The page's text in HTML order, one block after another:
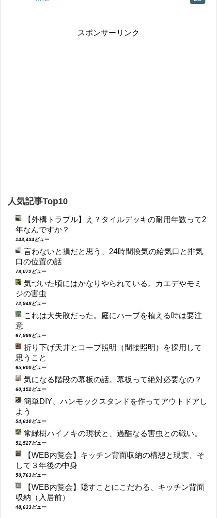
スポンサーリンク
人気記事Top10
【外構トラブル】え？タイルデッキの耐用年数って2
年なんですか？
143,434ビュー
言わないと損だと思う、24時間換気の給気口と排気
口の位置の話
78,072ビュー
気づいた頃にはかなりやられている。カエデやモミ
ジの害虫
72,948ビュー
これは大失敗だった。庭にハーブを植える時は要注
意
67,998ビュー
折り下げ天井とコーブ照明（間接照明）を採用して
思うこと
65,600ビュー
気になる階段の幕板の話。幕板って絶対必要なの？
60,152ビュー
簡単DIY、ハンモックスタンドを作ってアウトドアし
よう
54,610ビュー
常緑樹ハイノキの現状と、過酷なる害虫との戦い。
51,527ビュー
【WEB内覧会】キッチン背面収納の構想と現実、そ
して３年後の中身
50,763ビュー
【WEB内覧会】隠すことにこだわる、キッチン背面
収納（入居前）
48,633ビュー